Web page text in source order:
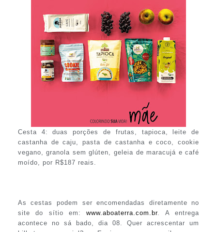
Cesta 4: duas porções de frutas, tapioca, leite de
castanha de caju, pasta de castanha e coco, cookie
vegano, granola sem glúten, geleia de maracujá e café
moído, por R$187 reais.
As cestas podem ser encomendadas diretamente no
site do sítio em:www.aboaterra.com.br. A entrega
acontece no sá bado, dia 08. Quer acrescentar um